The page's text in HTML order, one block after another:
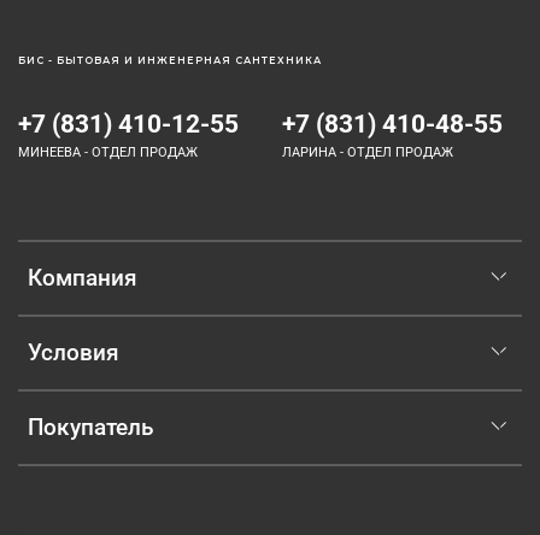
Компания
Условия
Покупатель
+7 (831) 410-12-55
МИНЕЕВА - ОТДЕЛ ПРОДАЖ
+7 (831) 410-48-55
ЛАРИНА - ОТДЕЛ ПРОДАЖ
БИС - БЫТОВАЯ И ИНЖЕНЕРНАЯ САНТЕХНИКА